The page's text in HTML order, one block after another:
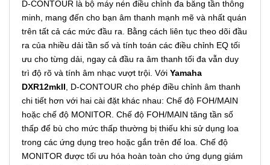
D-CONTOUR là bộ máy nén điều chỉnh đa băng tần thông
minh, mang đến cho bạn âm thanh mạnh mẽ và nhất quán
trên tất cả các mức đầu ra. Bằng cách liên tục theo dõi đầu
ra của nhiều dải tần số và tính toán các điều chỉnh EQ tối
ưu cho từng dải, ngay cả đầu ra âm thanh tối đa vẫn duy
trì độ rõ và tính âm nhạc vượt trội. Với Yamaha
DXR12mkII, D-CONTOUR cho phép điều chỉnh âm thanh
chi tiết hơn với hai cài đặt khác nhau: Chế độ FOH/MAIN
hoặc chế độ MONITOR. Chế độ FOH/MAIN tăng tần số
thấp để bù cho mức thấp thường bị thiếu khi sử dụng loa
trong các ứng dụng treo hoặc gắn trên đế loa. Chế độ
MONITOR được tối ưu hóa hoàn toàn cho ứng dụng giám